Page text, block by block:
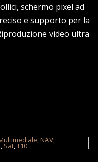
schermo pixel ad
e supporto per la
video ultra
,NAV,
, Sat,T10